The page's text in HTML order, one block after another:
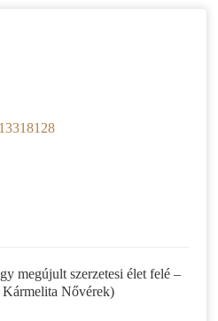
megújult szerzetesi élet felé –
Nővérek)